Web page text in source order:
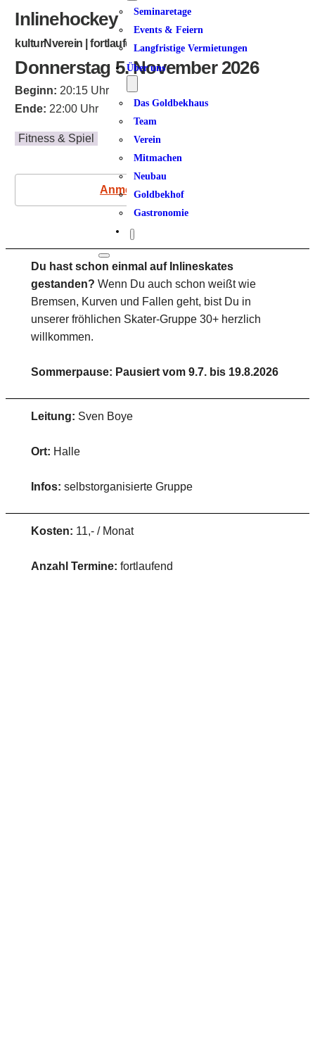
Seminaretage
Events & Feiern
Langfristige Vermietungen
Über uns
Das Goldbekhaus
Team
Verein
Mitmachen
Neubau
Goldbekhof
Gastronomie
Inlinehockey
kulturNverein | fortlaufend
Donnerstag 5. November 2026
Beginn: 20:15 Uhr
Ende: 22:00 Uhr
Fitness & Spiel
Anmeldung
Du hast schon einmal auf Inlineskates
gestanden? Wenn Du auch schon weißt wie
Bremsen, Kurven und Fallen geht, bist Du in
unserer fröhlichen Skater-Gruppe 30+ herzlich
willkommen.
Sommerpause: Pausiert vom 9.7. bis 19.8.2026
Leitung: Sven Boye
Ort: Halle
Infos: selbstorganisierte Gruppe
Kosten: 11,- / Monat
Anzahl Termine: fortlaufend